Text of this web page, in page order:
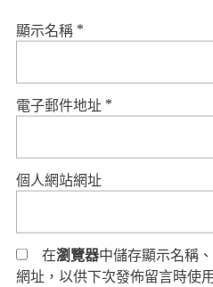
顯示名稱 *
電子郵件地址 *
個人網站網址
在瀏覽器中儲存顯示名稱
網址，以供下次發佈留言時使